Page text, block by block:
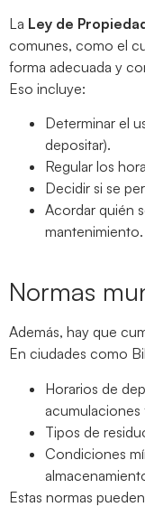
La Ley de
comunes, como el
forma adecuada y
Eso incluye:
Determinar el
depositar).
Regular los
Decidir si se
Acordar quién
mantenimiento.
Normas
Además, hay que
En ciudades como
Horarios de
acumulaciones
Tipos de
Condiciones
Estas normas